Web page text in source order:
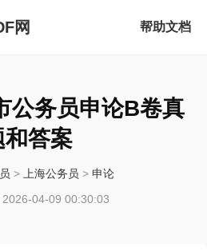
网 帮助文档
公务员申论B卷真
和答案
> 上海公务员 > 申论
2026-04-09 00:30:03